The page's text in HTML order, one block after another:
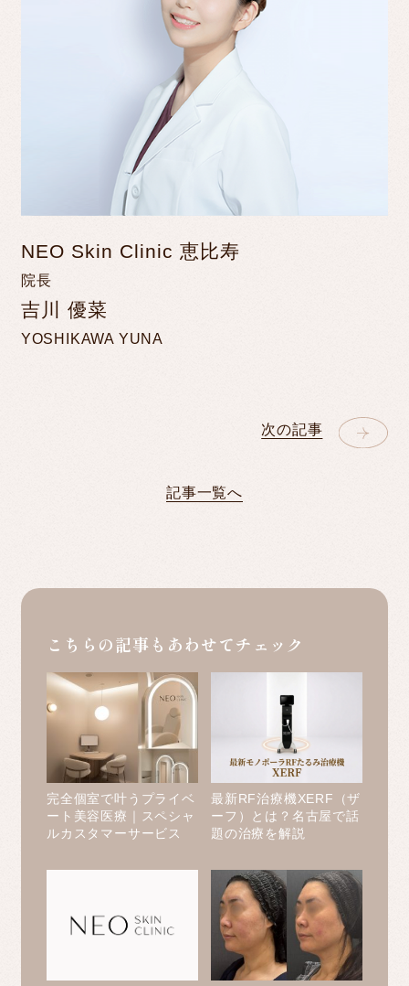
NEO Skin Clinic 恵比寿
院長
吉川 優菜
YOSHIKAWA YUNA
次の記事
記事一覧へ
こちらの記事もあわせてチェック
完全個室で叶うプライベ
ート美容医療｜スペシャ
ルカスタマーサービス
最新RF治療機XERF（ザ
ーフ）とは？名古屋で話
題の治療を解説